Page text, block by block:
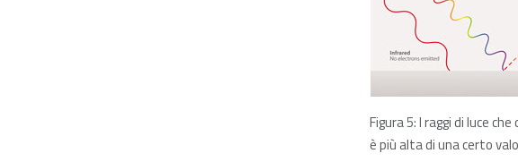
Figura 5: I raggi di luce
è più alta di una certo